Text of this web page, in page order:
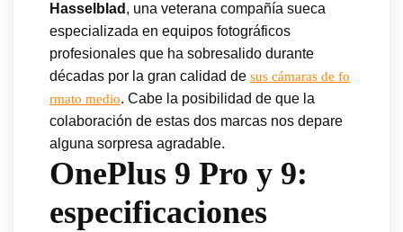
Hasselblad , una veterana compañía sueca
especializada en equipos fotográficos
profesionales que ha sobresalido durante
décadas por la gran calidad de sus cámaras de fo
rmato medio. Cabe la posibilidad de que la
colaboración de estas dos marcas nos depare
alguna sorpresa agradable.
OnePlus 9 Pro y 9:
especificaciones